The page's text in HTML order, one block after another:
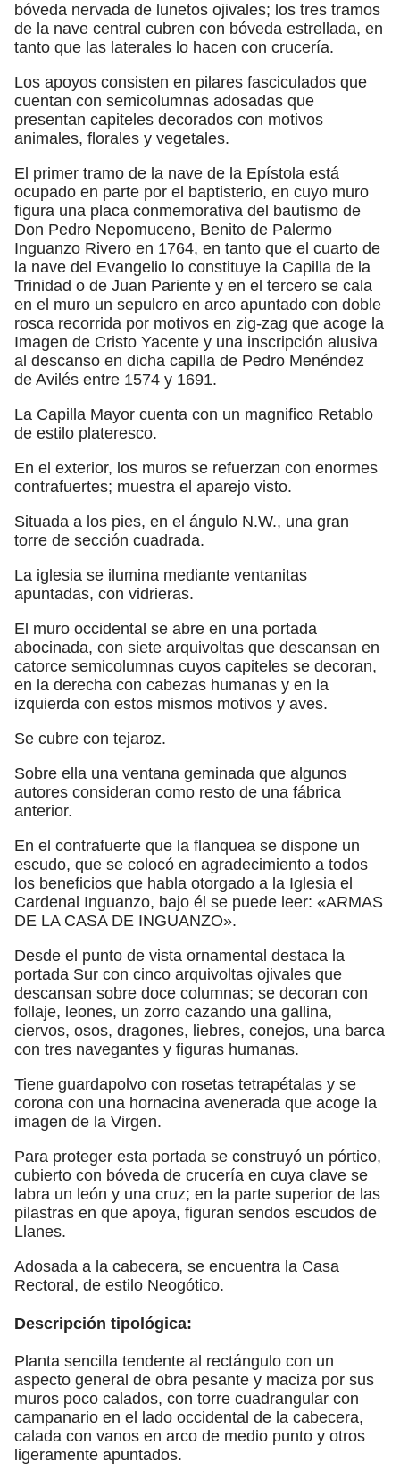
bóveda nervada de lunetos ojivales; los tres tramos
de la nave central cubren con bóveda estrellada, en
tanto que las laterales lo hacen con crucería.
Los apoyos consisten en pilares fasciculados que
cuentan con semicolumnas adosadas que
presentan capiteles decorados con motivos
animales, florales y vegetales.
El primer tramo de la nave de la Epístola está
ocupado en parte por el baptisterio, en cuyo muro
figura una placa conmemorativa del bautismo de
Don Pedro Nepomuceno, Benito de Palermo
Inguanzo Rivero en 1764, en tanto que el cuarto de
la nave del Evangelio lo constituye la Capilla de la
Trinidad o de Juan Pariente y en el tercero se cala
en el muro un sepulcro en arco apuntado con doble
rosca recorrida por motivos en zig-zag que acoge la
Imagen de Cristo Yacente y una inscripción alusiva
al descanso en dicha capilla de Pedro Menéndez
de Avilés entre 1574 y 1691.
La Capilla Mayor cuenta con un magnifico Retablo
de estilo plateresco.
En el exterior, los muros se refuerzan con enormes
contrafuertes; muestra el aparejo visto.
Situada a los pies, en el ángulo N.W., una gran
torre de sección cuadrada.
La iglesia se ilumina mediante ventanitas
apuntadas, con vidrieras.
El muro occidental se abre en una portada
abocinada, con siete arquivoltas que descansan en
catorce semicolumnas cuyos capiteles se decoran,
en la derecha con cabezas humanas y en la
izquierda con estos mismos motivos y aves.
Se cubre con tejaroz.
Sobre ella una ventana geminada que algunos
autores consideran como resto de una fábrica
anterior.
En el contrafuerte que la flanquea se dispone un
escudo, que se colocó en agradecimiento a todos
los beneficios que habla otorgado a la Iglesia el
Cardenal Inguanzo, bajo él se puede leer: «ARMAS
DE LA CASA DE INGUANZO».
Desde el punto de vista ornamental destaca la
portada Sur con cinco arquivoltas ojivales que
descansan sobre doce columnas; se decoran con
follaje, leones, un zorro cazando una gallina,
ciervos, osos, dragones, liebres, conejos, una barca
con tres navegantes y figuras humanas.
Tiene guardapolvo con rosetas tetrapétalas y se
corona con una hornacina avenerada que acoge la
imagen de la Virgen.
Para proteger esta portada se construyó un pórtico,
cubierto con bóveda de crucería en cuya clave se
labra un león y una cruz; en la parte superior de las
pilastras en que apoya, figuran sendos escudos de
Llanes.
Adosada a la cabecera, se encuentra la Casa
Rectoral, de estilo Neogótico.
Descripción tipológica:
Planta sencilla tendente al rectángulo con un
aspecto general de obra pesante y maciza por sus
muros poco calados, con torre cuadrangular con
campanario en el lado occidental de la cabecera,
calada con vanos en arco de medio punto y otros
ligeramente apuntados.